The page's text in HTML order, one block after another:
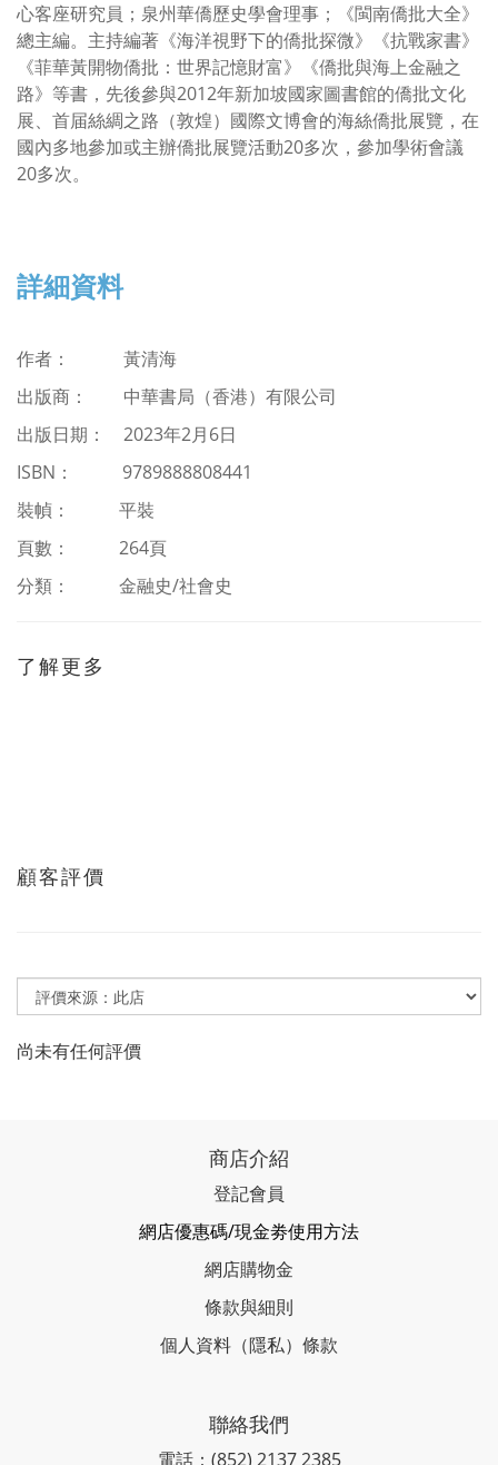
心客座研究員；泉州華僑歷史學會理事；《閩南僑批大全》
總主編。主持編著《海洋視野下的僑批探微》《抗戰家書》
《菲華黃開物僑批：世界記憶財富》《僑批與海上金融之
路》等書，先後參與2012年新加坡國家圖書館的僑批文化
展、首届絲綢之路（敦煌）國際文博會的海絲僑批展覽，在
國內多地參加或主辦僑批展覽活動20多次，參加學術會議
20多次。
詳細資料
作者： 黃清海
出版商： 中華書局（香港）有限公司
出版日期： 2023年2月6日
ISBN ：
9789888808441
裝幀： 平裝
頁數： 264頁
分類：
金融史/社會史
了解更多
顧客評價
尚未有任何評價
商店介紹
登記會員
網店優惠碼/現金劵使用方法
網店購物金
條款與細則
個人資料（隱私）條款
聯絡我們
電話：(852) 2137 2385